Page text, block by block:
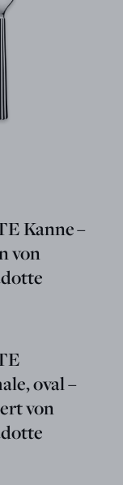
Kanne –
von
oval –
von